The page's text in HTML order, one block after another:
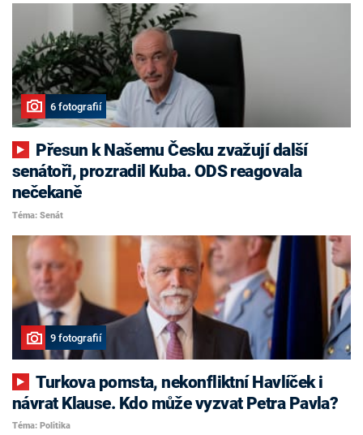
6 fotografií
senátoři, prozradil Kuba. ODS reagovala
nečekaně
Téma: Senát
9 fotografií
Turkova pomsta, nekonfliktní Havlíček i
návrat Klause. Kdo může vyzvat Petra Pavla?
Téma: Politika